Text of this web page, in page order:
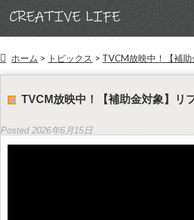
ホーム > トピックス > TVCM放映中！【補
TVCM放映中！【補助金対象】リ
Posted2026年6月15日